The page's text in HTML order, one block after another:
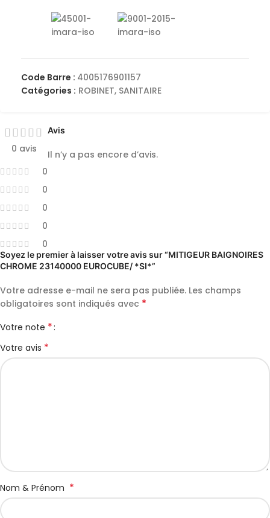
Code Barre : 4005176901157
Catégories : ROBINET, SANITAIRE
0 avis
0
0
0
0
0
Avis
Il n’y a pas encore d’avis.
Soyez le premier à laisser votre avis sur “MITIGEUR BAIGNOIRES
CHROME 23140000 EUROCUBE/ *SI*”
Votre adresse e-mail ne sera pas publiée. Les champs
obligatoires sont indiqués avec *
Votre note *
Votre avis *
Nom & Prénom *